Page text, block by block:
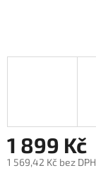
1 899 Kč
1 569,42 Kč bez DPH